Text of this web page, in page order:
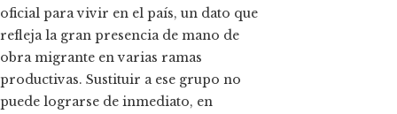
oficial para vivir en el país, un dato que
refleja la gran presencia de mano de
obra migrante en varias ramas
productivas. Sustituir a ese grupo no
puede lograrse de inmediato, en